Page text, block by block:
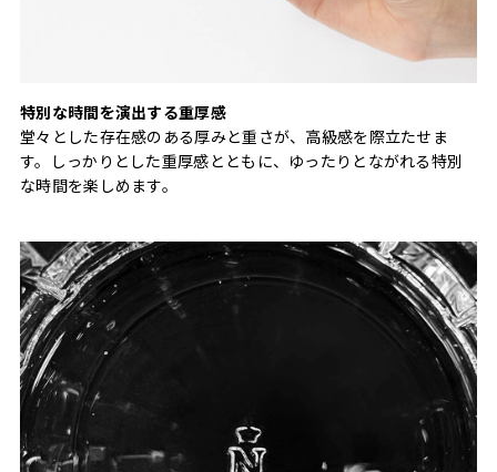
特別な時間を演出する重厚感
堂々とした存在感のある厚みと重さが、高級感を際立たせま
す。しっかりとした重厚感とともに、ゆったりとながれる特別
な時間を楽しめます。